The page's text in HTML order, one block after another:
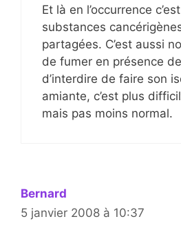
Et là en l’occurrence
substances
partagées. C’est aussi
de fumer en présence
d’interdire de faire son
amiante, c’est plus
mais pas moins normal.
Bernard
5 janvier 2008 à 10:37